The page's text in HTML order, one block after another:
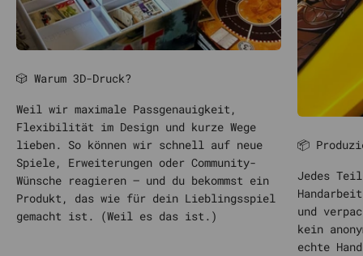
🎲 Warum 3D-Druck?
Weil wir maximale Passgenauigkeit,
Flexibilität im Design und kurze Wege
lieben. So können wir schnell auf neue
Spiele, Erweiterungen oder Community-
Wünsche reagieren – und du bekommst ein
Produkt, das wie für dein Lieblingsspiel
gemacht ist. (Weil es das ist.)
📦
Jedes
und
kein
echte